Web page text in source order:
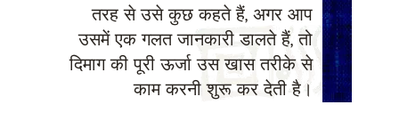
तरह से उसे कुछ कहते हैं, अगर आप
उसमें एक गलत जानकारी डालते हैं, तो
दिमाग की पूरी ऊर्जा उस खास तरीके से
काम करनी शुरू कर देती है।